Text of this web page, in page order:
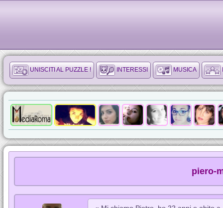
UNISCITI AL PUZZLE ! INTERESSI MUSICA
piero-